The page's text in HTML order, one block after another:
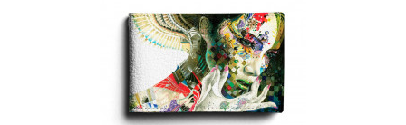
..
КУПИТЬ